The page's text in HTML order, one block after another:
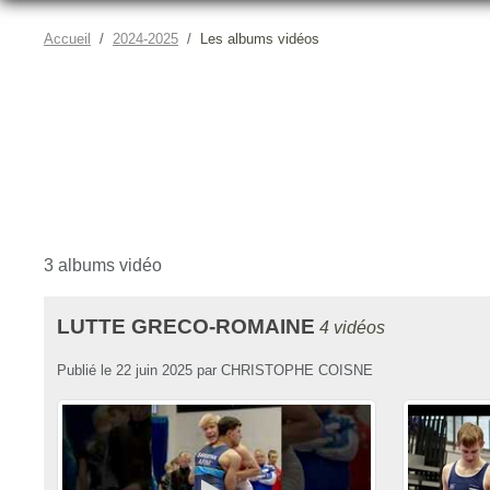
Accueil 2024-2025 Les albums vidéos
3 albums vidéo
LUTTE GRECO-ROMAINE 4 vidéos
Publié le 22 juin 2025 par CHRISTOPHE COISNE